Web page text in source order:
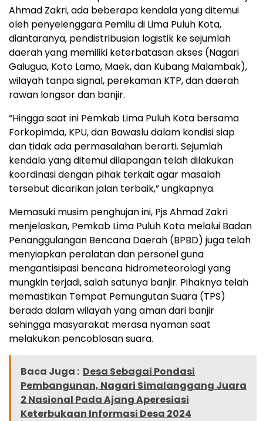
Ahmad Zakri, ada beberapa kendala yang ditemui
oleh penyelenggara Pemilu di Lima Puluh Kota,
diantaranya, pendistribusian logistik ke sejumlah
daerah yang memiliki keterbatasan akses (Nagari
Galugua, Koto Lamo, Maek, dan Kubang Malambak),
wilayah tanpa signal, perekaman KTP, dan daerah
rawan longsor dan banjir.
“Hingga saat ini Pemkab Lima Puluh Kota bersama
Forkopimda, KPU, dan Bawaslu dalam kondisi siap
dan tidak ada permasalahan berarti. Sejumlah
kendala yang ditemui dilapangan telah dilakukan
koordinasi dengan pihak terkait agar masalah
tersebut dicarikan jalan terbaik,” ungkapnya.
Memasuki musim penghujan ini, Pjs Ahmad Zakri
menjelaskan, Pemkab Lima Puluh Kota melalui Badan
Penanggulangan Bencana Daerah (BPBD) juga telah
menyiapkan peralatan dan personel guna
mengantisipasi bencana hidrometeorologi yang
mungkin terjadi, salah satunya banjir. Pihaknya telah
memastikan Tempat Pemungutan Suara (TPS)
berada dalam wilayah yang aman dari banjir
sehingga masyarakat merasa nyaman saat
melakukan pencoblosan suara.
Baca Juga : Desa Sebagai Pondasi
Pembangunan, Nagari Simalanggang Juara
2 Nasional Pada Ajang Aperesiasi
Keterbukaan Informasi Desa 2024